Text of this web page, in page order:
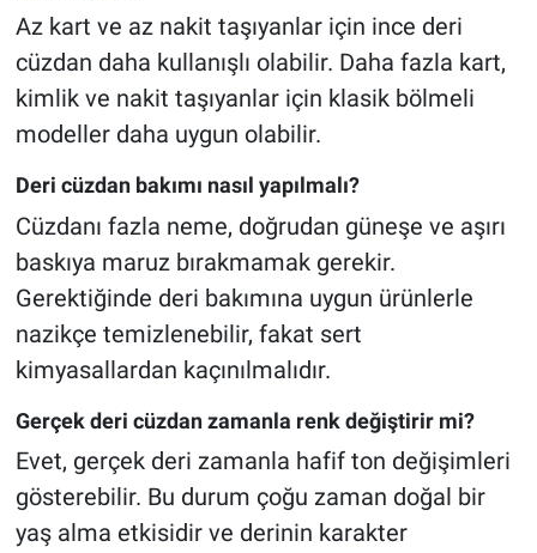
Az kart ve az nakit taşıyanlar için ince deri
cüzdan daha kullanışlı olabilir. Daha fazla kart,
kimlik ve nakit taşıyanlar için klasik bölmeli
modeller daha uygun olabilir.
Deri cüzdan bakımı nasıl yapılmalı?
Cüzdanı fazla neme, doğrudan güneşe ve aşırı
baskıya maruz bırakmamak gerekir.
Gerektiğinde deri bakımına uygun ürünlerle
nazikçe temizlenebilir, fakat sert
kimyasallardan kaçınılmalıdır.
Gerçek deri cüzdan zamanla renk değiştirir mi?
Evet, gerçek deri zamanla hafif ton değişimleri
gösterebilir. Bu durum çoğu zaman doğal bir
yaş alma etkisidir ve derinin karakter